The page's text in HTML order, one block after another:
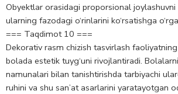
Obyektlar orasidagi proporsional
ularning fazodagi o‘rinlarini ko‘rsatishga
=== Taqdimot 10 ===
Dekorativ rasm chizish tasvirlash
bolada estetik tuyg‘uni rivojlantiradi.
namunalari bilan tanishtirishda tarbiyachi
ruhini va shu san’at asarlarini yaratayotgan